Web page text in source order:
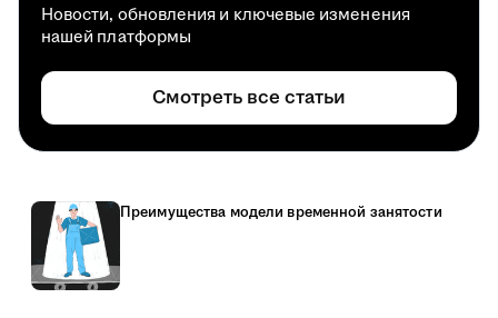
Новости, обновления и ключевые изменения
нашей платформы
Смотреть все статьи
Преимущества модели временной занятости